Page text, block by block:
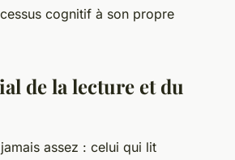
cognitif à son propre
de la lecture et du
assez : celui qui lit